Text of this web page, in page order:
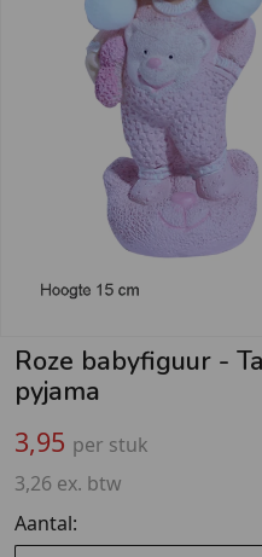
Roze babyfiguur -
pyjama
3,95 per stuk
3,26 ex. btw
Aantal: